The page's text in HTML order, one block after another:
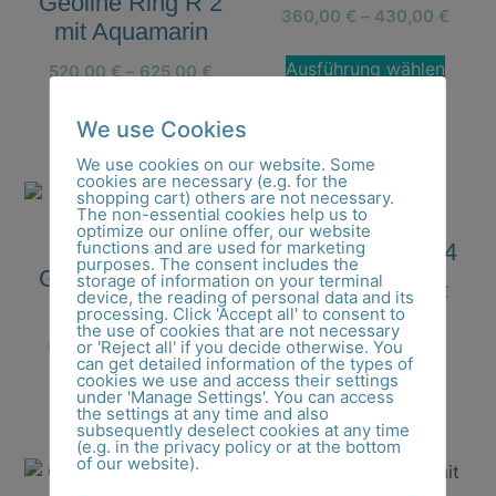
mit Aquamarin
520,00 € – 625,00 €
Ausführung wählen
360,00 € – 430,00 €
Ausführung wählen
Geoline Ring R 3
mit Saphir
600,00€–720,00€
Ausführung wählen
Geoline Ring R 4
360,00€–430,00 €
Ausführung wählen
We use Cookies
We use cookies on our website. Some
cookies are necessary (e.g. for the
shopping cart) others are not necessary.
The non-essential cookies help us to
optimize our online offer, our website
functions and are used for marketing
purposes. The consent includes the
storage of information on your terminal
device, the reading of personal data and its
processing. Click 'Accept all' to consent to
the use of cookies that are not necessary
or 'Reject all' if you decide otherwise. You
can get detailed information of the types of
cookies we use and access their settings
under 'Manage Settings'. You can access
the settings at any time and also
subsequently deselect cookies at any time
(e.g. in the privacy policy or at the bottom
of our website).